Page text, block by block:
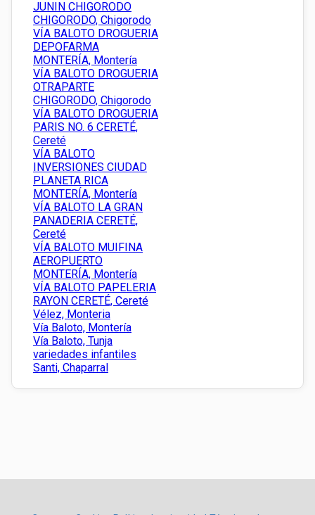
JUNIN CHIGORODO
CHIGORODO, Chigorodo
VÍA BALOTO DROGUERIA
DEPOFARMA
MONTERÍA, Montería
VÍA BALOTO DROGUERIA
OTRAPARTE
CHIGORODO, Chigorodo
VÍA BALOTO DROGUERIA
PARIS NO. 6 CERETÉ,
Cereté
VÍA BALOTO
INVERSIONES CIUDAD
PLANETA RICA
MONTERÍA, Montería
VÍA BALOTO LA GRAN
PANADERIA CERETÉ,
Cereté
VÍA BALOTO MUIFINA
AEROPUERTO
MONTERÍA, Montería
VÍA BALOTO PAPELERIA
RAYON CERETÉ, Cereté
Vélez, Monteria
Vía Baloto, Montería
Vía Baloto, Tunja
variedades infantiles
Santi, Chaparral